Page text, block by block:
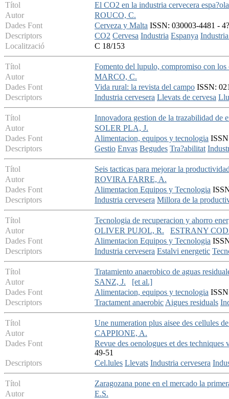
Títol
El CO2 en la industria cervecera espa?ola
Autor
ROUCO, C.
Dades Font
Cerveza y Malta ISSN: 030003-4481 -
Descriptors
CO2 Cervesa Industria Espanya
Localització
C 18/153
Títol
Fomento del lupulo, compromiso con los
Autor
MARCO, C.
Dades Font
Vida rural: la revista del campo ISSN:
Descriptors
Industria cervesera Llevats de cervesa
Títol
Innovadora gestion de la trazabilidad de
Autor
SOLER PLA, J.
Dades Font
Alimentacion, equipos y tecnologia
Descriptors
Gestio Envas Begudes Tra?abilitat
Títol
Seis tacticas para mejorar la
Autor
ROVIRA FARRE, A.
Dades Font
Alimentacion Equipos y Tecnologia
Descriptors
Industria cervesera Millora de la
Títol
Tecnologia de recuperacion y ahorro
Autor
OLIVER PUJOL, R.
ESTRANY
Dades Font
Alimentacion Equipos y Tecnologia
Descriptors
Industria cervesera Estalvi energetic
Títol
Tratamiento anaerobico de aguas
Autor
SANZ, J.
[et al.]
Dades Font
Alimentacion, equipos y tecnologia
Descriptors
Tractament anaerobicAigues residuals
Títol
Une numeration plus aisee des cellules
Autor
CAPPIONE, A.
Dades Font
Revue des oenologues et des
49-51
Descriptors
Cel.lules Llevats Industria cervesera
Títol
Zaragozana pone en el mercado la
Autor
E.S.